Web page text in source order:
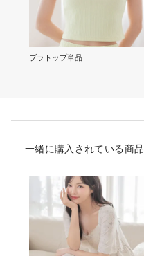
ブラトップ単品
一緒に購入されている商品